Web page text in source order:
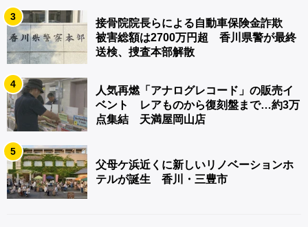
3
接骨院院長らによる自動車保険金詐欺
被害総額は2700万円超 香川県警が最終
送検、捜査本部解散
4
人気再燃「アナログレコード」の販売イ
ベント レアものから復刻盤まで…約3万
点集結 天満屋岡山店
5
父母ケ浜近くに新しいリノベーションホ
テルが誕生 香川・三豊市